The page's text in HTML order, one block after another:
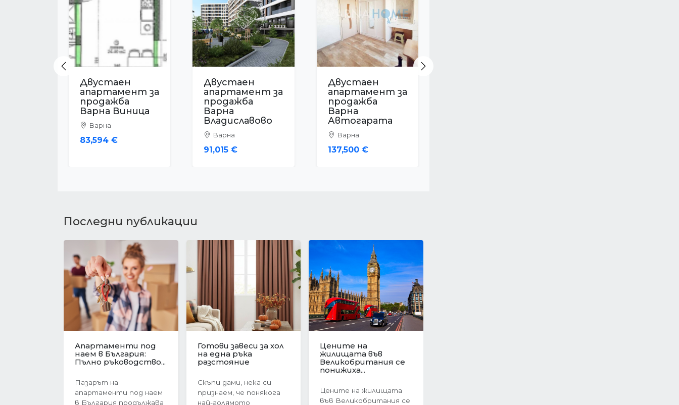
Двустаен
апартамент за
продажба
Варна
Владиславово
Двустаен
апартамент за
продажба
Варна Виница
Варна
129,000 €
Двустаен
апартамент за
продажба
Варна Виница
Варна
57,800 €
Previous Next
Последни публикации
Имотният пазар във
Варна в
навечерието на
Имотният пазар във
Варна преживява
Революционен скок в
цените на
жилищата в
През последния
тримесечие на 2024
Защо да изберете
ново
строителство?
Предимствата на...
Когато става въпрос
за покупка на жилище,
Предишна